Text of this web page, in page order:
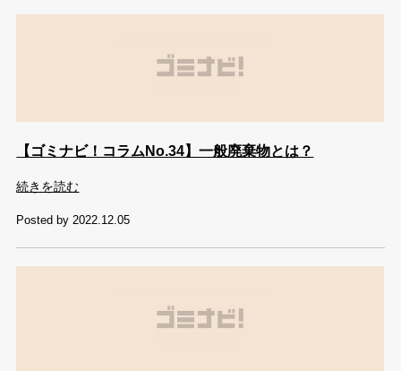
【ゴミナビ！コラムNo.34】一般廃棄物とは？
続きを読む
Posted by 2022.12.05